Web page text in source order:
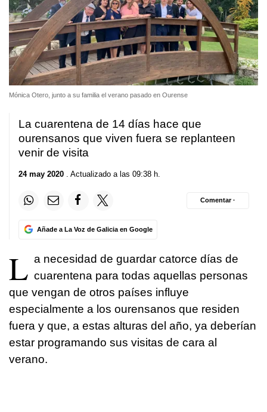
Mónica Otero, junto a su familia el verano pasado en Ourense
La cuarentena de 14 días hace que
ourensanos que viven fuera se replanteen
venir de visita
24 may 2020 . Actualizado a las 09:38 h.
Añade a La Voz de Galicia en Google
Comentar ·
L a necesidad de guardar catorce días de
cuarentena para todas aquellas personas
que vengan de otros países influye
especialmente a los ourensanos que residen
fuera y que, a estas alturas del año, ya deberían
estar programando sus visitas de cara al
verano.